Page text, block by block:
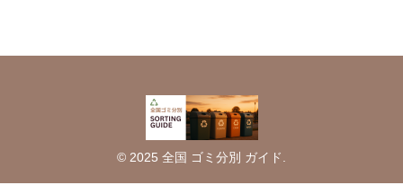
© 2025 全国 ゴミ分別 ガイド.